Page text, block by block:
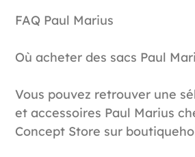
FAQ Paul Marius
Où acheter des sacs Paul
Vous pouvez retrouver une
et accessoires Paul Marius
Concept Store sur